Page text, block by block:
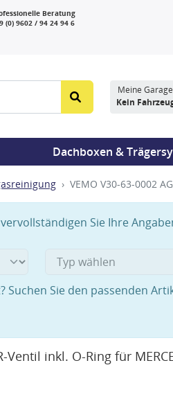
Beratung
(0) 9602 / 94 24 94 6
Meine
Kein
Dachboxen &
VEMO V30-63-0002
Sie Ihre
Suchen Sie den passenden
Ventil inkl. O-Ring für